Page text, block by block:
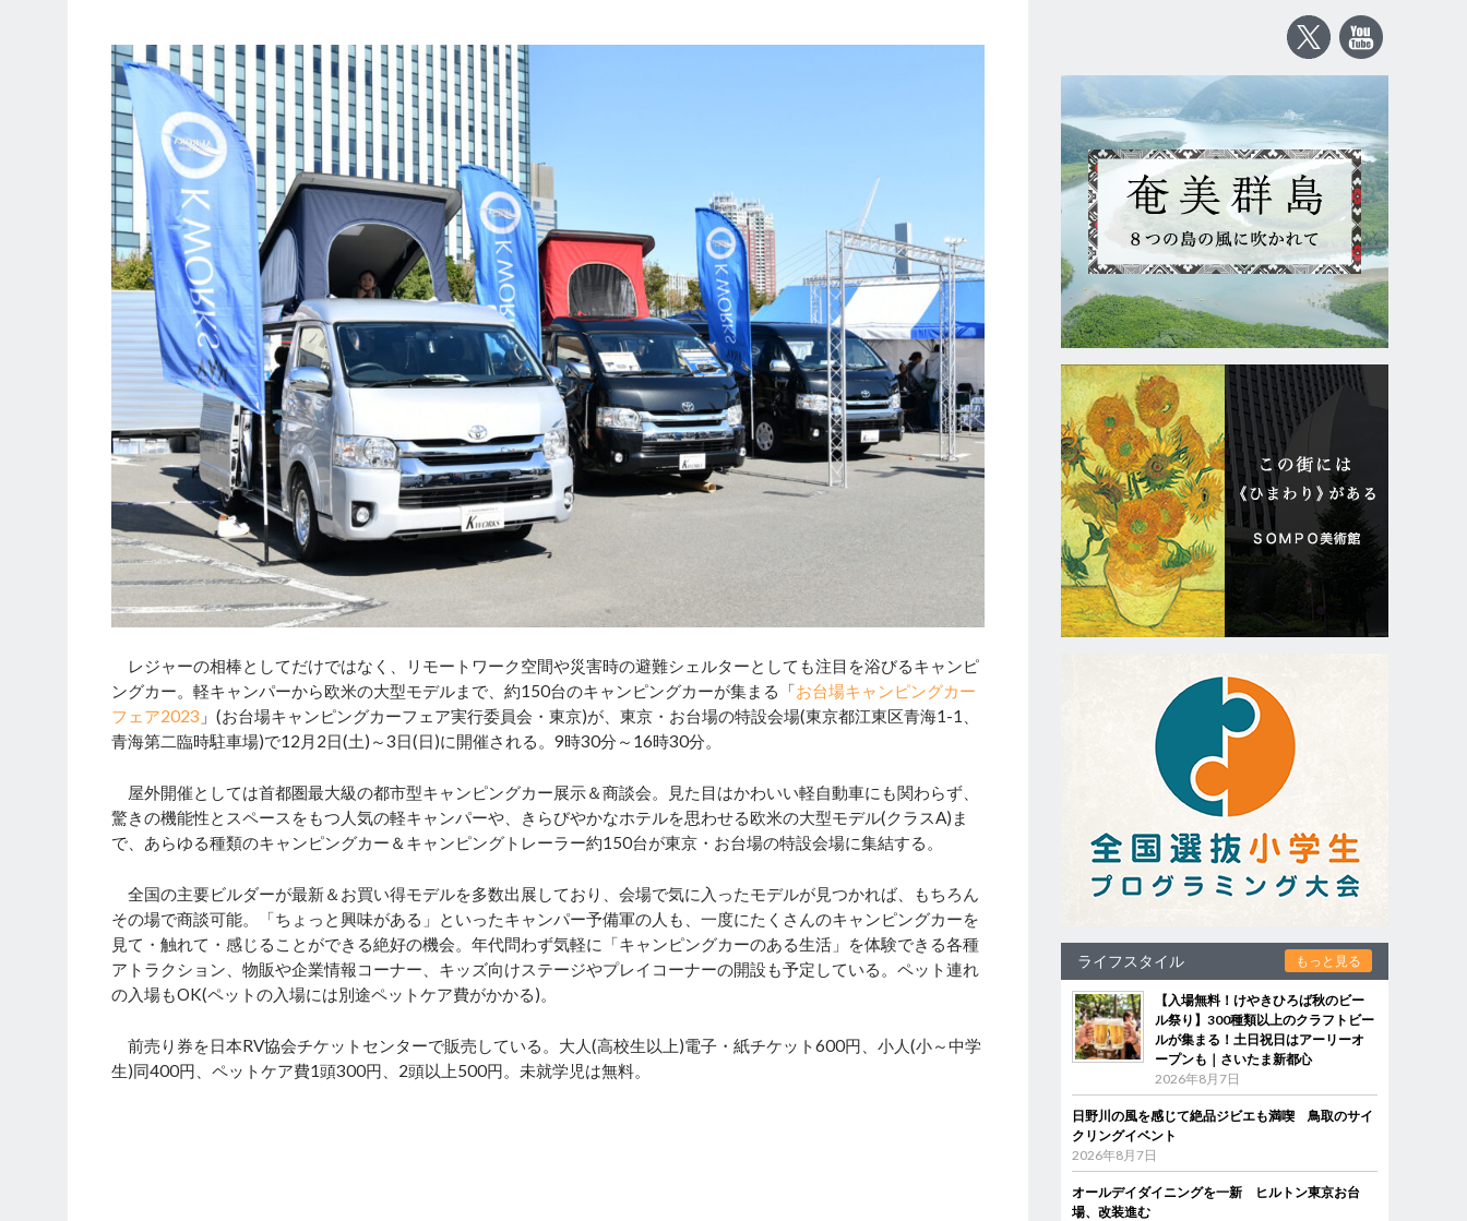
レジャーの相棒としてだけではなく、リモートワーク空間や災害時の避難シェルターとしても注目を浴びるキャンピ
ングカー。軽キャンパーから欧米の大型モデルまで、約150台のキャンピングカーが集まる「お台場キャンピングカー
フェア2023 」(お台場キャンピングカーフェア実行委員会・東京)が、東京・お台場の特設会場(東京都江東区青海1-1、
青海第二臨時駐車場)で12月2日(土)～3日(日)に開催される。9時30分～16時30分。
屋外開催としては首都圏最大級の都市型キャンピングカー展示＆商談会。見た目はかわいい軽自動車にも関わらず、
驚きの機能性とスペースをもつ人気の軽キャンパーや、きらびやかなホテルを思わせる欧米の大型モデル(クラスA)ま
で、あらゆる種類のキャンピングカー＆キャンピングトレーラー約150台が東京・お台場の特設会場に集結する。
全国の主要ビルダーが最新＆お買い得モデルを多数出展しており、会場で気に入ったモデルが見つかれば、もちろん
その場で商談可能。「ちょっと興味がある」といったキャンパー予備軍の人も、一度にたくさんのキャンピングカーを
見て・触れて・感じることができる絶好の機会。年代問わず気軽に「キャンピングカーのある生活」を体験できる各種
アトラクション、物販や企業情報コーナー、キッズ向けステージやプレイコーナーの開設も予定している。ペット連れ
の入場もOK(ペットの入場には別途ペットケア費がかかる)。
前売り券を日本RV協会チケットセンターで販売している。大人(高校生以上)電子・紙チケット600円、小人(小～中学
生)同400円、ペットケア費1頭300円、2頭以上500円。未就学児は無料。
ライフスタイル もっと見る
【入場無料！けやきひろば秋のビー
ル祭り】300種類以上のクラフトビー
ルが集まる！土日祝日はアーリーオ
ープンも｜さいたま新都心
2026年8月7日
日野川の風を感じて絶品ジビエも満喫 鳥取のサイ
クリングイベント
2026年8月7日
オールデイダイニングを一新 ヒルトン東京お台
場、改装進む